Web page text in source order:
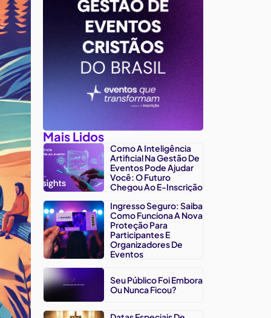
Mais Lidos
Como A Inteligência
Artificial Na Gestão De
Eventos Pode Ajudar
Você: O Futuro
Chegou Ao E-Inscrição
Ingresso Seguro: Saiba
Como Funciona A Nova
Proteção Para
Participantes E
Organizadores De
Eventos
Seu Público Foi Embora
Ou Nunca Ficou?